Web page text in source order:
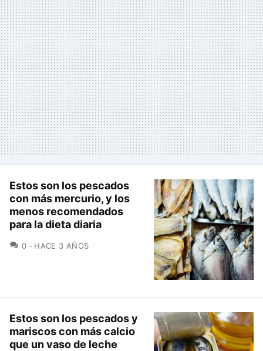
Estos son los pescados
con más mercurio, y los
menos recomendados
para la dieta diaria
0 COMENTARIOS
HACE 3 AÑOS
Estos son los pescados y
mariscos con más calcio
que un vaso de leche